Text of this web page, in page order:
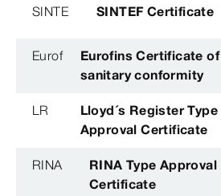
SINTE SINTEF Certificate
Eurof
Eurofins Certificate of
sanitary conformity
LR
Lloyd´s Register Type
Approval Certificate
RINA
RINA Type Approval
Certificate